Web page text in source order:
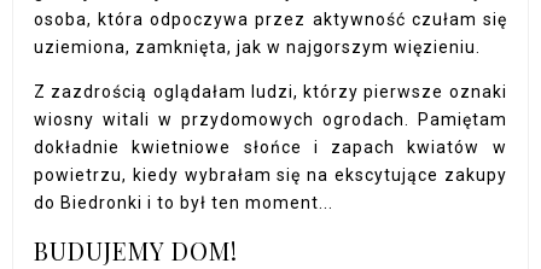
osoba, która odpoczywa przez aktywność czułam się
uziemiona, zamknięta, jak w najgorszym więzieniu.
Z zazdrością oglądałam ludzi, którzy pierwsze oznaki
wiosny witali w przydomowych ogrodach. Pamiętam
dokładnie kwietniowe słońce i zapach kwiatów w
powietrzu, kiedy wybrałam się na ekscytujące zakupy
do Biedronki i to był ten moment...
BUDUJEMY DOM!